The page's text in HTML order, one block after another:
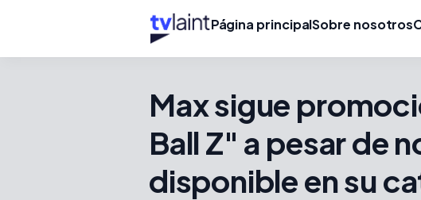
Página principalSobre nosotros
Max sigue
Ball Z" a pesar de
disponible en su